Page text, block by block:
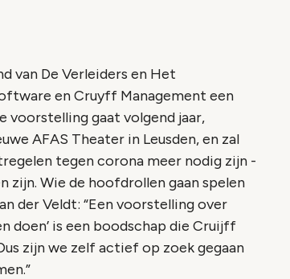
van De Verleiders en Het
en Cruyff Management een
voorstelling gaat volgend jaar,
AFAS Theater in Leusden, en zal
tegen corona meer nodig zijn -
zijn. Wie de hoofdrollen gaan spelen
der Veldt: “Een voorstelling over
doen’ is een boodschap die Cruijff
zijn we zelf actief op zoek gegaan